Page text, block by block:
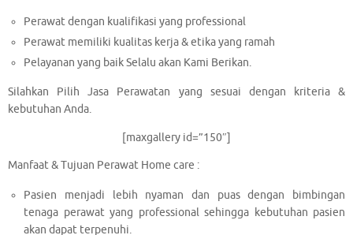
Perawat dengan kualifikasi yang professional
Perawat memiliki kualitas kerja & etika yang ramah
Pelayanan yang baik Selalu akan Kami Berikan.
Silahkan Pilih Jasa Perawatan yang sesuai dengan kriteria &
kebutuhan Anda.
[maxgallery id=”150″]
Manfaat & Tujuan Perawat Home care :
Pasien menjadi lebih nyaman dan puas dengan bimbingan
tenaga perawat yang professional sehingga kebutuhan pasien
akan dapat terpenuhi.